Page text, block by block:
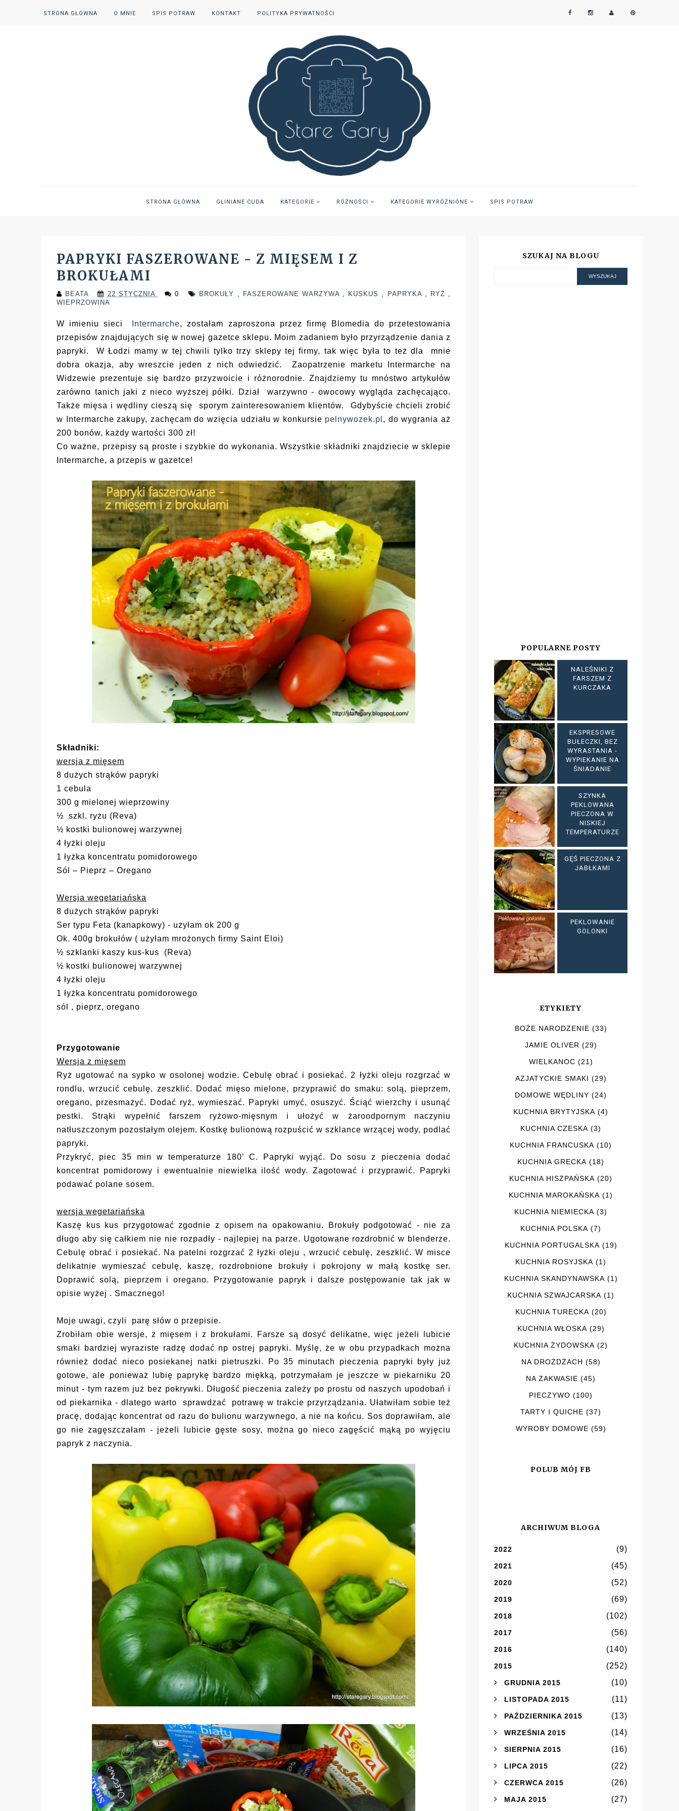
STRONA GŁÓWNA O MNIE SPIS POTRAW KONTAKT POLITYKA PRYWATNOŚCI
STRONA GŁÓWNA GLINIANE CUDA KATEGORIE RÓŻNOŚCI KATEGORIE WYRÓŻNIONE SPIS POTRAW
PAPRYKI FASZEROWANE - Z MIĘSEM I Z
BROKUŁAMI
BEATA 22 STYCZNIA 0 BROKUŁY FASZEROWANE WARZYWA KUSKUS PAPRYKA RYŻ
WIEPRZOWINA
W imieniu sieci Intermarche, zostałam zaproszona przez firmę Blomedia do przetestowania
przepisów znajdujących się w nowej gazetce sklepu. Moim zadaniem było przyrządzenie dania z
papryki. W Łodzi mamy w tej chwili tylko trzy sklepy tej firmy, tak więc była to też dla mnie
dobra okazja, aby wreszcie jeden z nich odwiedzić. Zaopatrzenie marketu Intermarche na
Widzewie prezentuje się bardzo przyzwoicie i różnorodnie. Znajdziemy tu mnóstwo artykułów
zarówno tanich jaki z nieco wyższej półki. Dział warzywno - owocowy wygląda zachęcająco.
Także mięsa i wędliny cieszą się sporym zainteresowaniem klientów. Gdybyście chcieli zrobić
w Intermarche zakupy, zachęcam do wzięcia udziału w konkursie pelnywozek.pl , do wygrania aż
200 bonów, każdy wartości 300 zł!
Co ważne, przepisy są proste i szybkie do wykonania. Wszystkie składniki znajdziecie w sklepie
Intermarche, a przepis w gazetce!
Składniki:
wersja z mięsem
8 dużych strąków papryki
1 cebula
300 g mielonej wieprzowiny
½ szkl. ryżu (Reva)
½ kostki bulionowej warzywnej
4 łyżki oleju
1 łyżka koncentratu pomidorowego
Sól – Pieprz – Oregano
Wersja wegetariańska
8 dużych strąków papryki
Ser typu Feta (kanapkowy) - użyłam ok 200 g
Ok. 400g brokułów ( użyłam mrożonych firmy Saint Eloi)
½ szklanki kaszy kus-kus (Reva)
½ kostki bulionowej warzywnej
4 łyżki oleju
1 łyżka koncentratu pomidorowego
sól , pieprz, oregano
Przygotowanie
Wersja z mięsem
Ryż ugotować na sypko w osolonej wodzie. Cebulę obrać i posiekać. 2 łyżki oleju rozgrzać w
rondlu, wrzucić cebulę, zeszklić. Dodać mięso mielone, przyprawić do smaku: solą, pieprzem,
oregano, przesmażyć. Dodać ryż, wymieszać. Papryki umyć, osuszyć. Ściąć wierzchy i usunąć
pestki. Strąki wypełnić farszem ryżowo-mięsnym i ułożyć w żaroodpornym naczyniu
natłuszczonym pozostałym olejem. Kostkę bulionową rozpuścić w szklance wrzącej wody, podlać
papryki.
Przykryć, piec 35 min w temperaturze 180’ C. Papryki wyjąć. Do sosu z pieczenia dodać
koncentrat pomidorowy i ewentualnie niewielka ilość wody. Zagotować i przyprawić. Papryki
podawać polane sosem.
wersja wegetariańska
Kaszę kus kus przygotować zgodnie z opisem na opakowaniu. Brokuły podgotować - nie za
długo aby się całkiem nie nie rozpadły - najlepiej na parze. Ugotowane rozdrobnić w blenderze.
Cebulę obrać i posiekać. Na patelni rozgrzać 2 łyżki oleju , wrzucić cebulę, zeszklić. W misce
delikatnie wymieszać cebulę, kaszę, rozdrobnione brokuły i pokrojony w małą kostkę ser.
Doprawić solą, pieprzem i oregano. Przygotowanie papryk i dalsze postępowanie tak jak w
opisie wyżej . Smacznego!
Moje uwagi, czyli
parę słów o przepisie.
Zrobiłam obie wersje, z mięsem i z brokułami. Farsze są dosyć delikatne, więc jeżeli lubicie
smaki bardziej wyraziste radzę dodać np ostrej papryki. Myślę, że w obu przypadkach można
również dodać nieco posiekanej natki pietruszki. Po 35 minutach pieczenia papryki były już
gotowe, ale ponieważ lubię paprykę bardzo miękką, potrzymałam je jeszcze w piekarniku 20
minut - tym razem już bez pokrywki. Długość pieczenia zależy po prostu od naszych upodobań i
od piekarnika - dlatego warto sprawdzać potrawę w trakcie przyrządzania. Ułatwiłam sobie też
pracę, dodając koncentrat od razu do bulionu warzywnego, a nie na końcu. Sos doprawiłam, ale
go nie zagęszczałam - jeżeli lubicie gęste sosy, można go nieco zagęścić mąką po wyjęciu
papryk z naczynia.
SZUKAJ NA BLOGU
POPULARNE POSTY
NALEŚNIKI Z
FARSZEM Z
KURCZAKA
EKSPRESOWE
BUŁECZKI, BEZ
WYRASTANIA -
WYPIEKANIE NA
ŚNIADANIE
SZYNKA
PEKLOWANA
PIECZONA W
NISKIEJ
TEMPERATURZE
GĘŚ PIECZONA Z
JABŁKAMI
PEKLOWANIE
GOLONKI
ETYKIETY
BOŻE NARODZENIE (33)
JAMIE OLIVER (29)
WIELKANOC (21)
AZJATYCKIE SMAKI (29)
DOMOWE WĘDLINY (24)
KUCHNIA BRYTYJSKA (4)
KUCHNIA CZESKA (3)
KUCHNIA FRANCUSKA (10)
KUCHNIA GRECKA (18)
KUCHNIA HISZPAŃSKA (20)
KUCHNIA MAROKAŃSKA (1)
KUCHNIA NIEMIECKA (3)
KUCHNIA POLSKA (7)
KUCHNIA PORTUGALSKA (19)
KUCHNIA ROSYJSKA (1)
KUCHNIA SKANDYNAWSKA (1)
KUCHNIA SZWAJCARSKA (1)
KUCHNIA TURECKA (20)
KUCHNIA WŁOSKA (29)
KUCHNIA ŻYDOWSKA (2)
NA DROŻDŻACH (58)
NA ZAKWASIE (45)
PIECZYWO (100)
TARTY I QUICHE (37)
WYROBY DOMOWE (59)
POLUB MÓJ FB
ARCHIWUM BLOGA
2022 (9)
2021 (45)
2020 (52)
2019 (69)
2018 (102)
2017 (56)
2016 (140)
2015 (252)
GRUDNIA 2015 (10)
LISTOPADA 2015 (11)
PAŹDZIERNIKA 2015 (13)
WRZEŚNIA 2015 (14)
SIERPNIA 2015 (16)
LIPCA 2015 (22)
CZERWCA 2015 (26)
MAJA 2015 (27)